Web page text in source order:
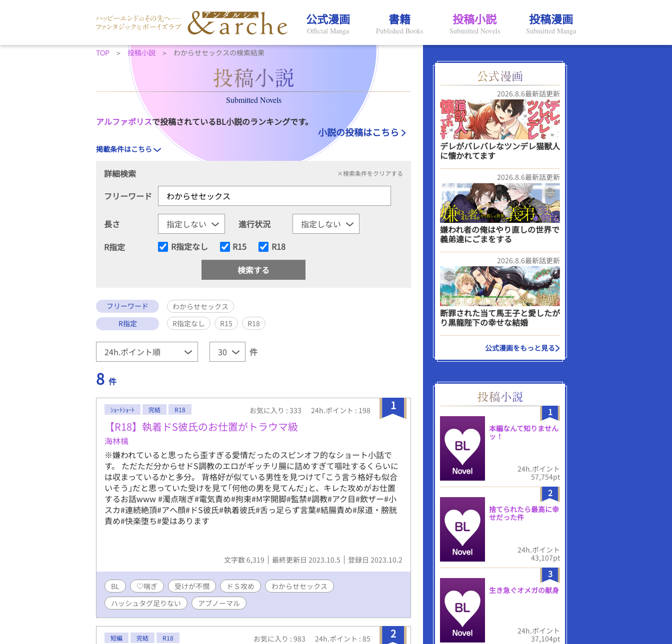
公式漫画
Official Manga
書籍
Published Books
投稿小説
Submitted Novels
投稿漫画
Submitted Manga
TOP 投稿小説 わからせセックスの検索結果
Submitted Novels
アルファポリスで投稿されているBL小説のランキングです。
小説の投稿はこちら
掲載条件はこちら
詳細検索 ×検索条件をクリアする
フリーワード
長さ
進行状況
R指定
R指定なし R15 R18
フリーワード
わからせセックス
R指定
R指定なし R15 R18
件
8 件
1
ｼｮｰﾄｼｮｰﾄ 完結 R18 お気に入り : 333 24h.ポイント : 198
【R18】執着ドS彼氏のお仕置がトラウマ級
海林檎
※嫌われていると思ったら歪すぎる愛情だったのスピンオフ的なショート小話で
す。 ただただ分からせドS調教のエロがギッチリ腸に詰めすぎて嘔吐するくらいに
は収まっているかと多分。 背格好が似ている男性を見つけて｢こう言う格好も似合
いそう｣だと思っていた受けを見て｢何他の男を見てんだ｣と、キレた攻めがお仕置
するお話www #濁点喘ぎ#電気責め#拘束#M字開脚#監禁#調教#アク目#飲ザー#小
スカ#連続絶頂#アヘ顔#ドS彼氏#執着彼氏#舌っ足らず言葉#結腸責め#尿道・膀胱
責め#快楽堕ち#愛はあります
文字数 6,319 最終更新日 2023.10.5 登録日 2023.10.2
BL ♡喘ぎ 受けが不憫 ドＳ攻め
わからせセックス
ハッシュタグ足りない
アブノーマル
2
短編 完結 R18 お気に入り : 983 24h.ポイント : 85
2026.8.6最新話更新
デレがバレバレなツンデレ猫獣人
に懐かれてます
2026.8.6最新話更新
嫌われ者の俺はやり直しの世界で
義弟達にごまをする
2026.8.6最新話更新
断罪された当て馬王子と愛したが
り黒龍陛下の幸せな結婚
公式漫画をもっと見る
1
本編なんて知りません
ッ！
24h.ポイント
57,754pt
2
捨てられたら最高に幸
せだった件
24h.ポイント
43,107pt
3
生き急ぐオメガの献身
24h.ポイント
37,104pt